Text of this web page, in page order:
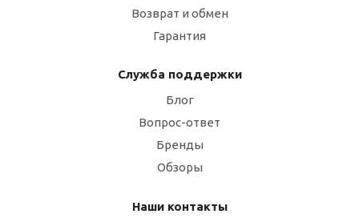
Возврат и обмен
Гарантия
Служба поддержки
Блог
Вопрос-ответ
Бренды
Обзоры
Наши контакты